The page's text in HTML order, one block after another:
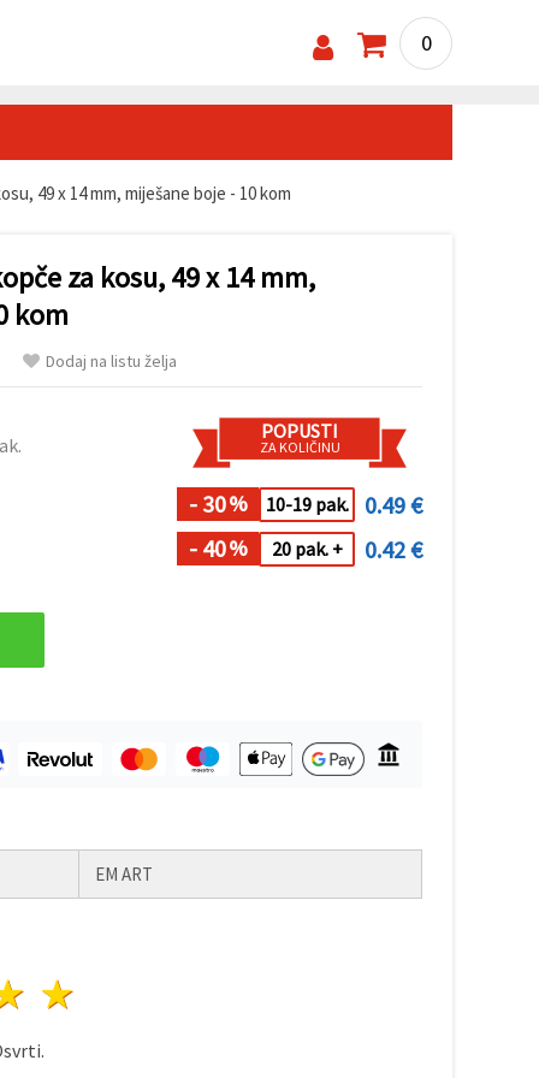
0
49 x 14 mm, miješane boje - 10 kom
za kosu, 49 x 14 mm,
kom
Dodaj na listu želja
POPUSTI
ZA KOLIČINU
- 30% 10-19 pak.
0.49 €
- 40% 20 pak. + 0.42 €
EM ART
4 zvijezde
zvijezde